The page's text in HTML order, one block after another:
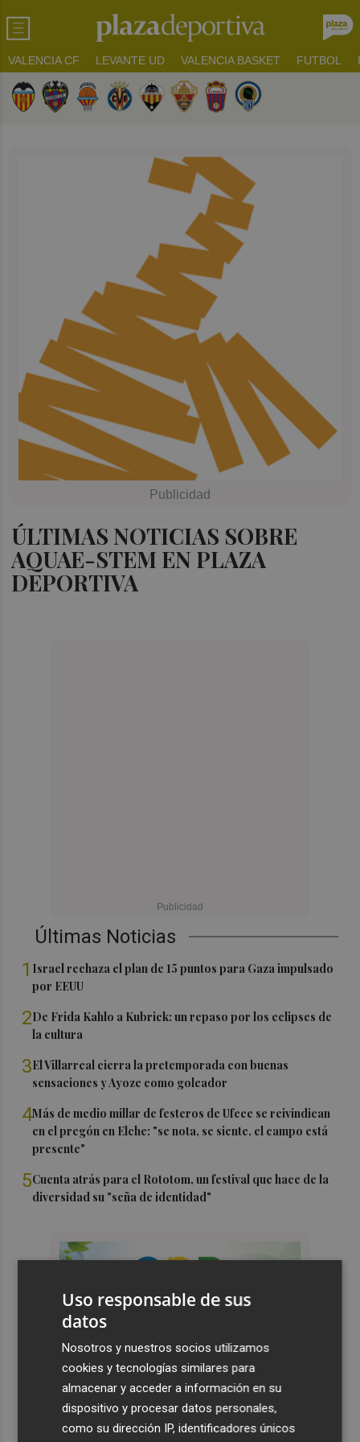
VALENCIA CF LEVANTE UD VALENCIA BASKET FUTBOL
ÚLTIMAS NOTICIAS SOBRE
AQUAE-STEM EN PLAZA
DEPORTIVA
Últimas Noticias
1 Israel rechaza el plan de 15 puntos para Gaza impulsado
por EEUU
2De Frida Kahlo a Kubrick: un repaso por los eclipses de
la cultura
3El Villarreal cierra la pretemporada con buenas
sensaciones y Ayoze como goleador
4Más de medio millar de festeros de Ufece se reivindican
en el pregón en Elche: "se nota, se siente, el campo está
presente"
5Cuenta atrás para el Rototom, un festival que hace de la
diversidad su "seña de identidad"
Uso responsable de sus
datos
Nosotros y nuestros socios utilizamos
cookies y tecnologías similares para
almacenar y acceder a información en su
dispositivo y procesar datos personales,
como su dirección IP, identificadores únicos